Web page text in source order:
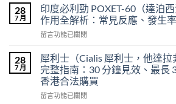
希
愛
力
混
片
雙
效
利
威
壯
使
用
得
及
樂
威
壯
28
7 月
印度必利勁 POXET-60（達泊
作用全解析：常見反應、發生率
在
度
必
利
勁
POXET-
留言功能已關閉
28
7 月
犀利士（Cialis 犀利士，他達
完整指南：30 分鐘見效、最長
香港合法購買
在
留言功能已關閉